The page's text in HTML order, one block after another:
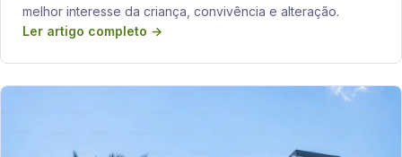
melhor interesse da criança, convivência e alteração.
Ler artigo completo →